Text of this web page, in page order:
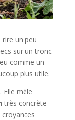
rire un peu
sur un tronc.
comme un
plus utile.
Elle mêle
très concrète
croyances